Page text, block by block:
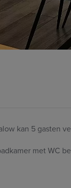
kan 5 gasten
met WC